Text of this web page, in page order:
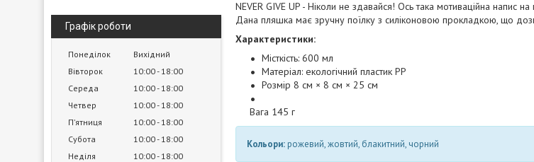
Графік роботи
Понеділок
Вихідний
Вівторок
10:00 18:00
Середа
10:00 18:00
Четвер
10:00 18:00
Пʼятниця
10:00 18:00
Субота
10:00 18:00
Неділя
10:00 18:00
NEVER GIVE UP - Ніколи не здавайся! Ось така мотиваційна напис
Дана пляшка має зручну поїлку з силіконовою прокладкою, що
Характеристики:
Місткість: 600 мл
Матеріал: екологічний пластик PP
Розмір 8 см × 8 см × 25 см
Вага 145 г
Кольори: рожевий, жовтий, блакитний, чорний